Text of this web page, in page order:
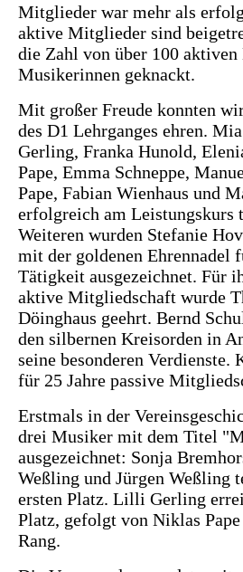
Mitglieder war mehr als
aktive Mitglieder sind
die Zahl von über 100
Musikerinnen geknackt.
Mit großer Freude konnten
des D1 Lehrganges ehren.
Gerling, Franka Hunold,
Pape, Emma Schneppe,
Pape, Fabian Wienhaus und
erfolgreich am Leistungskurs
Weiteren wurden Stefanie
mit der goldenen Ehrennadel
Tätigkeit ausgezeichnet. Für
aktive Mitgliedschaft wurde
Döinghaus geehrt. Bernd
den silbernen Kreisorden in
seine besonderen Verdienste.
für 25 Jahre passive
Erstmals in der
drei Musiker mit dem Titel
ausgezeichnet: Sonja
Weßling und Jürgen Weßling
ersten Platz. Lilli Gerling
Platz, gefolgt von Niklas
Rang.